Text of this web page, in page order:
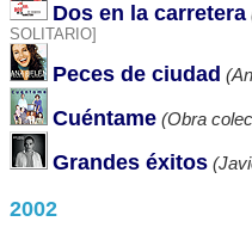
Dos en la carretera
SOLITARIO]
Peces de ciudad
Cuéntame (Obra
Grandes éxitos
2002